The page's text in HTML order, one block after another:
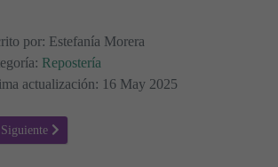
por: Estefanía Morera
Repostería
actualización: 16 May 2025
Receta para hacer Flan de Chocolate 🍮🍫
Artículo siguiente: Receta para hacer Tarta de
Siguiente